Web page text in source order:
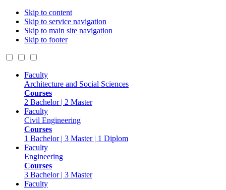
Skip to content
Skip to service navigation
Skip to main site navigation
Skip to footer
Faculty
Architecture and Social Sciences
Courses
2 Bachelor | 2 Master
Faculty
Civil Engineering
Courses
1 Bachelor | 3 Master | 1 Diplom
Faculty
Engineering
Courses
3 Bachelor | 3 Master
Faculty